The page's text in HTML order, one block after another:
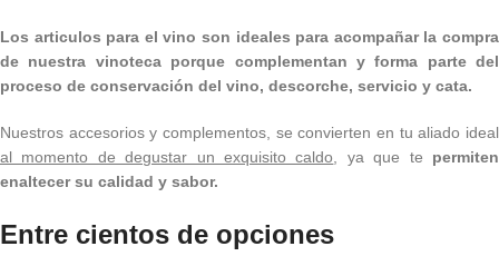
Los articulos para el vino son ideales para acompañar la compra
de nuestra vinoteca porque complementan y forma parte del
proceso de conservación del vino, descorche, servicio y cata.
Nuestros accesorios y complementos, se convierten en tu aliado ideal
al momento de degustar un exquisito caldo , ya que te permiten
enaltecer su calidad y sabor.
Entre cientos de opciones